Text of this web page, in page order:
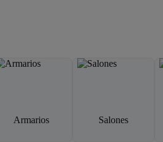
Armarios Salones